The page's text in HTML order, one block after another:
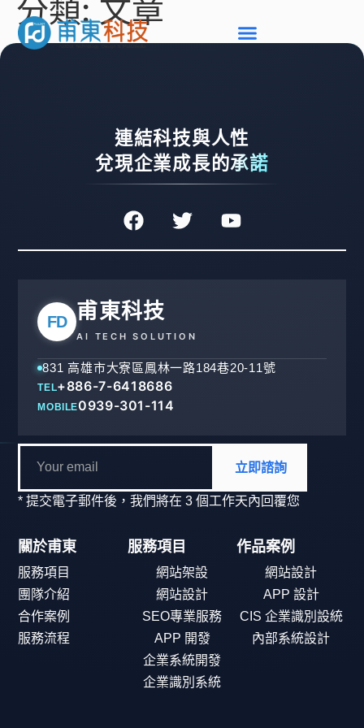
分類:文章
連結科技與人性
兌現企業成長的承諾
FD 甫東科技
AI TECH SOLUTION
831 高雄市大寮區鳳林一路184巷20-11號
TEL+886-7-6418686
MOBILE0939-301-114
立即諮詢
* 提交電子郵件後，我們將在 3 個工作天內回覆您
關於甫東
服務項目
團隊介紹
合作案例
服務流程
服務項目
網站架設
網站設計
SEO專業服務
APP 開發
企業系統開發
企業識別系統
作品案例
網站設計
APP 設計
CIS 企業識別設統
內部系統設計